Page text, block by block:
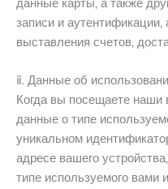
данные карты, а также
записи и
выставления счетов,
ⅱ. Данные об
Когда вы посещаете
данные о типе
уникальном
адресе вашего
типе используемого вами